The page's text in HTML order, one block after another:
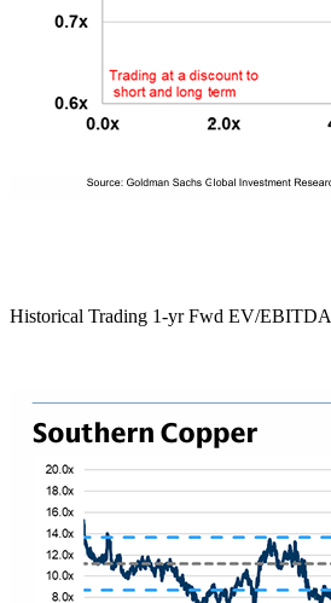
Historical Trading 1-yr Fwd EV/EBITDA